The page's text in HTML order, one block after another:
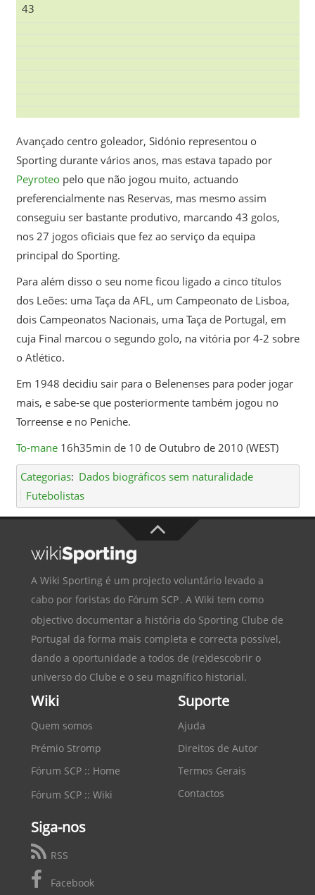
43
Avançado centro goleador, Sidónio representou o
Sporting durante vários anos, mas estava tapado por
Peyroteopelo que não jogou muito, actuando
preferencialmente nas Reservas, mas mesmo assim
conseguiu ser bastante produtivo, marcando 43 golos,
nos 27 jogos oficiais que fez ao serviço da equipa
principal do Sporting.
Para além disso o seu nome ficou ligado a cinco títulos
dos Leões: uma Taça da AFL, um Campeonato de Lisboa,
dois Campeonatos Nacionais, uma Taça de Portugal, em
cuja Final marcou o segundo golo, na vitória por 4-2 sobre
o Atlético.
Em 1948 decidiu sair para o Belenenses para poder jogar
mais, e sabe-se que posteriormente também jogou no
Torreense e no Peniche.
To-mane16h35min de 10 de Outubro de 2010 (WEST)
Categorias: Dados biográficos sem naturalidade
Futebolistas
A Wiki Sporting é um projecto voluntário levado a
cabo por foristas do Fórum SCP. A Wiki tem como
objectivo documentar a história do Sporting Clube de
Portugal da forma mais completa e correcta possível,
dando a oportunidade a todos de (re)descobrir o
universo do Clube e o seu magnífico historial.
Wiki
Quem somos
Prémio Stromp
Fórum SCP :: Home
Fórum SCP :: Wiki
Suporte
Ajuda
Direitos de Autor
Termos Gerais
Contactos
Siga-nos
RSS
Facebook